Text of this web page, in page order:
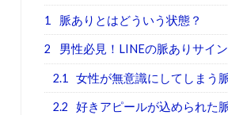
1 脈ありとはどういう状態？
2 男性必見！LINEの脈ありサイ
2.1 女性が無意識にしてしまう
2.2 好きアピールが込められた